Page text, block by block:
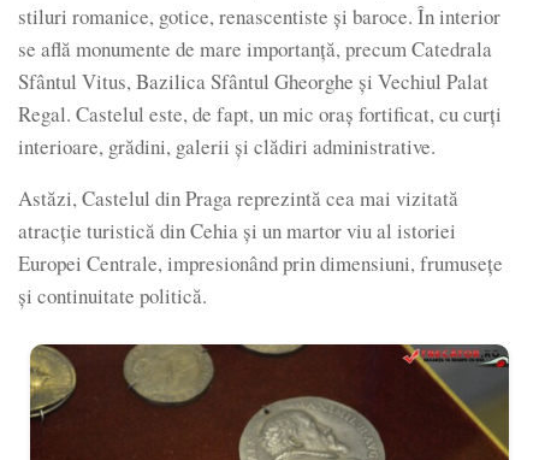
stiluri romanice, gotice, renascentiste și baroce. În interior
se află monumente de mare importanță, precum Catedrala
Sfântul Vitus, Bazilica Sfântul Gheorghe și Vechiul Palat
Regal. Castelul este, de fapt, un mic oraș fortificat, cu curți
interioare, grădini, galerii și clădiri administrative.
Astăzi, Castelul din Praga reprezintă cea mai vizitată
atracție turistică din Cehia și un martor viu al istoriei
Europei Centrale, impresionând prin dimensiuni, frumusețe
și continuitate politică.